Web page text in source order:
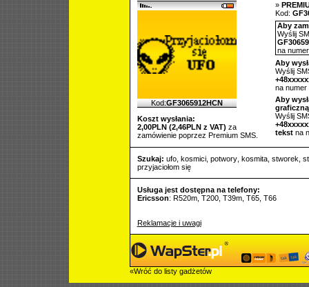
Kod:GF3065912HCN
Koszt wysłania:
2,00PLN (2,46PLN z VAT) za
zamówienie poprzez Premium SMS.
»
Kod:
Aby
Wyślij
na
Aby
Wyślij
na numer
Aby
Wyślij
tekstna
Szukaj: ufo, kosmici, potwory, kosmita, stworek
przyjaciołom się
Usługa jest dostępna na telefony:
Ericsson: R520m, T200, T39m, T65, T66
Reklamacje i uwagi
«Wróć do listy gadżetów